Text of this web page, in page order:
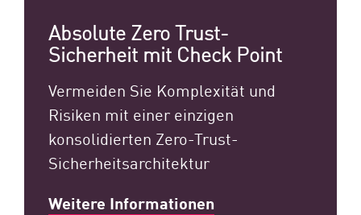
Absolute Zero Trust-
Sicherheit mit Check Point
Vermeiden Sie Komplexität und
Risiken mit einer einzigen
konsolidierten Zero-Trust-
Sicherheitsarchitektur
Weitere Informationen